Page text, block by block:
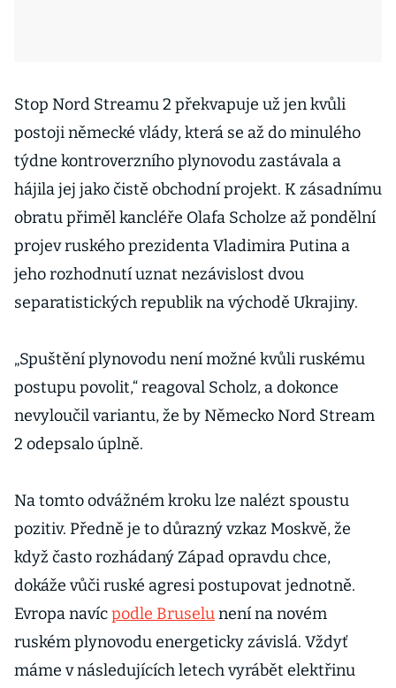
Stop Nord Streamu 2 překvapuje už jen kvůli
postoji německé vlády, která se až do minulého
týdne kontroverzního plynovodu zastávala a
hájila jej jako čistě obchodní projekt. K zásadnímu
obratu přiměl kancléře Olafa Scholze až pondělní
projev ruského prezidenta Vladimira Putina a
jeho rozhodnutí uznat nezávislost dvou
separatistických republik na východě Ukrajiny.
„Spuštění plynovodu není možné kvůli ruskému
postupu povolit,“ reagoval Scholz, a dokonce
nevyloučil variantu, že by Německo Nord Stream
2 odepsalo úplně.
Na tomto odvážném kroku lze nalézt spoustu
pozitiv. Předně je to důrazný vzkaz Moskvě, že
když často rozhádaný Západ opravdu chce,
dokáže vůči ruské agresi postupovat jednotně.
Evropa navícpodle Bruselunení na novém
ruském plynovodu energeticky závislá. Vždyť
máme v následujících letech vyrábět elektřinu